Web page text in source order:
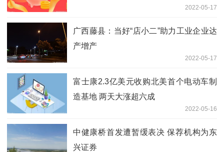
2022-05-17
广西藤县：当好“店小二”助力工业企业达
产增产
2022-05-17
富士康2.3亿美元收购北美首个电动车制
造基地 两天大涨超六成
2022-05-16
中健康桥首发遭暂缓表决 保荐机构为东
兴证券